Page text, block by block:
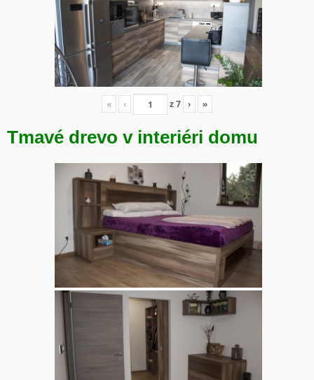
« ‹ z7 › »
Tmavé drevo v interiéri domu